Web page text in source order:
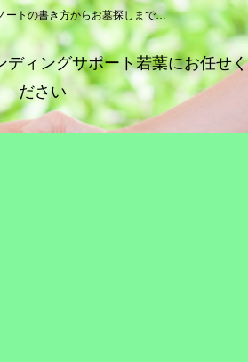
ートの書き方からお墓探しまで…
ディングサポート若葉にお任せく
ださい